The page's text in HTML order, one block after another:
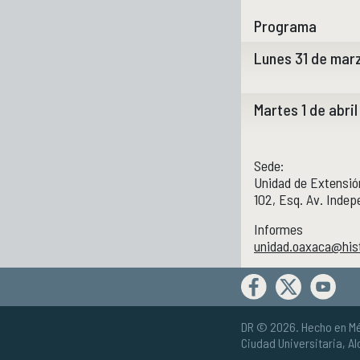
Programa
Lunes 31 de
Conferencia
Privilegios
el caso de Goa
Roger Lee de
(Transmisión
Martes 1 de abril
Conferencia
Instituciones
indígenas en la
Manuel
(Transmisión
Sede:
Unidad de
102, Esq. Av.
Informes
DR © 2026. Hecho en
Ciudad Universitaria,